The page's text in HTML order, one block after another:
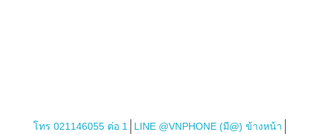
โทร 021146055 ต่อ 1 LINE @VNPHONE (มี@) ข้างหน้า